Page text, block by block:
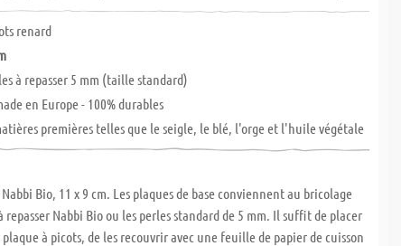
renard
à repasser 5 mm (taille standard)
en Europe - 100% durables
premières telles que le seigle, le blé, l'orge et l'huile végétale
Bio, 11 x 9 cm. Les plaques de base conviennent au bricolage
repasser Nabbi Bio ou les perles standard de 5 mm. Il suffit de placer
plaque à picots, de les recouvrir avec une feuille de papier de cuisson